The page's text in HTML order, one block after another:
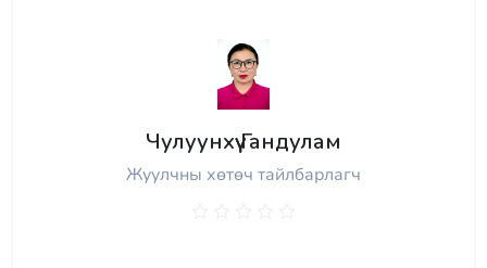
Чулуунхүү Гандулам
Жуулчны хөтөч тайлбарлагч